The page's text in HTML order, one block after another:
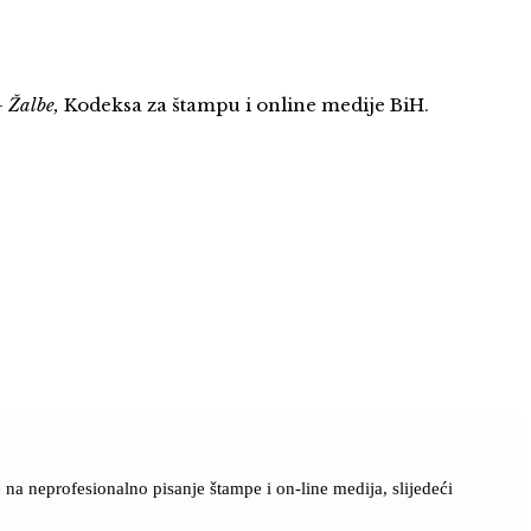
Žalbe, Kodeksa za štampu i online medije BiH.
neprofesionalno pisanje štampe i on-line medija, slijedeći